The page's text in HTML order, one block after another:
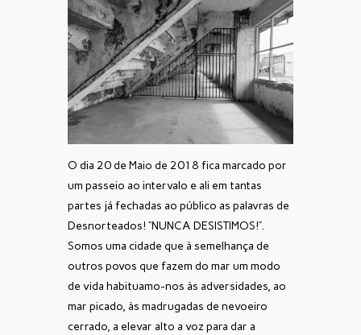
O dia 20 de Maio de 2018 fica marcado por
um passeio ao intervalo e ali em tantas
partes já fechadas ao público as palavras de
Desnorteados! “NUNCA DESISTIMOS!”.
Somos uma cidade que à semelhança de
outros povos que fazem do mar um modo
de vida habituamo-nos às adversidades, ao
mar picado, às madrugadas de nevoeiro
cerrado, a elevar alto a voz para dar a